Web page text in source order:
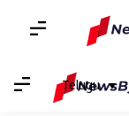
Telugu